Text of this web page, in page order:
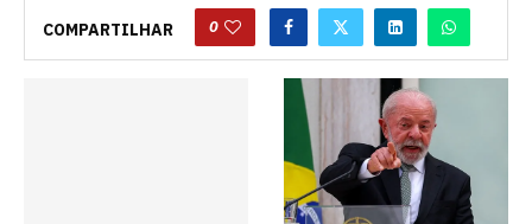
COMPARTILHAR 0